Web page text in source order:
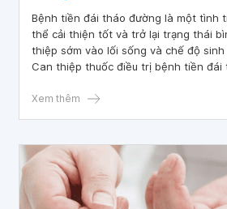
Bệnh tiền đái tháo đường là một tình
thể cải thiện tốt và trở lại trạng thái
thiệp sớm vào lối sống và chế độ
Can thiệp thuốc điều trị bệnh tiền đái
chỉnh chế độ ăn lối sống không hiệu
Xem thêm